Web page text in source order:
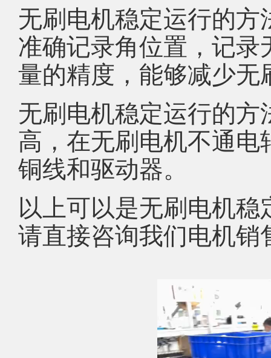
无刷电机稳定运行的
准确记录角位置，记
量的精度，能够减少
无刷电机稳定运行的
高，在无刷电机不通
铜线和驱动器。
以上可以是无刷电机
请直接咨询我们电机